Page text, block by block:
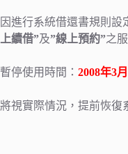
因進行系統借還書規則設
上續借”及”線上預約”之
暫停使用時間： 2008年3
將視實際情況，提前恢復